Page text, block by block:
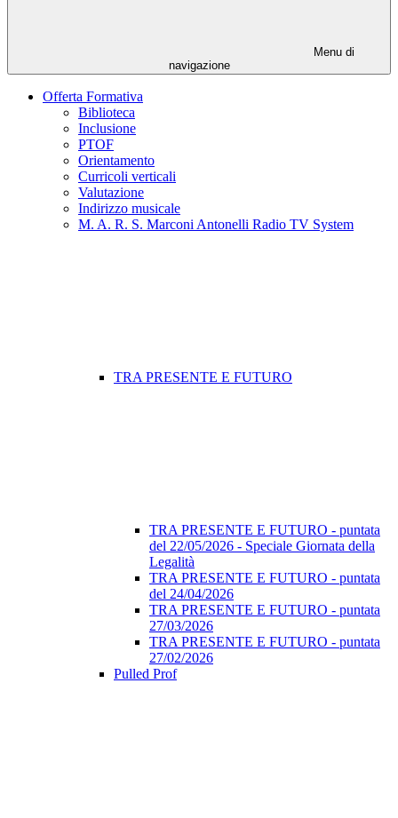
Menu di
navigazione
Offerta Formativa
Biblioteca
Inclusione
PTOF
Orientamento
Curricoli verticali
Valutazione
Indirizzo musicale
M. A. R. S. Marconi Antonelli Radio TV System
TRA PRESENTE E FUTURO
TRA PRESENTE E FUTURO - puntata
del 22/05/2026 - Speciale Giornata della
Legalità
TRA PRESENTE E FUTURO - puntata
del 24/04/2026
TRA PRESENTE E FUTURO - puntata
27/03/2026
TRA PRESENTE E FUTURO - puntata
27/02/2026
Pulled Prof